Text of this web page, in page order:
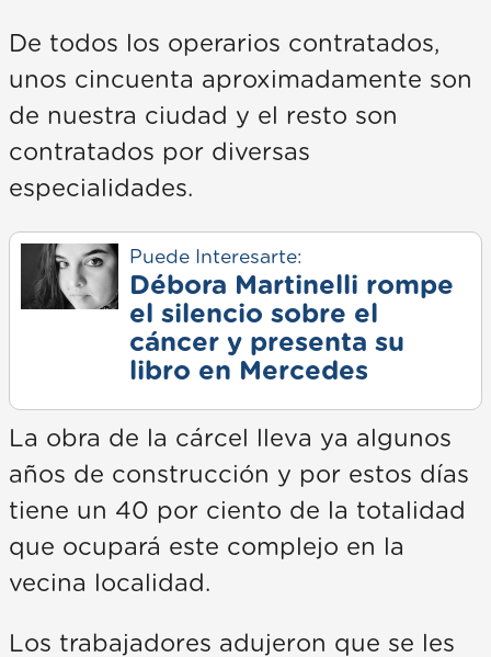
De todos los operarios contratados,
unos cincuenta aproximadamente son
de nuestra ciudad y el resto son
contratados por diversas
especialidades.
Puede Interesarte:
Débora Martinelli rompe
el silencio sobre el
cáncer y presenta su
libro en Mercedes
La obra de la cárcel lleva ya algunos
años de construcción y por estos días
tiene un 40 por ciento de la totalidad
que ocupará este complejo en la
vecina localidad.
Los trabajadores adujeron que se les